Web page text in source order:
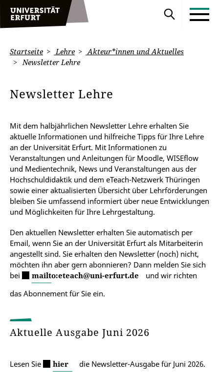
Startseite Lehre
Akteur*innen und Aktuelles
Newsletter Lehre
Newsletter Lehre
Mit dem halbjährlichen Newsletter Lehre erhalten Sie
aktuelle Informationen und hilfreiche Tipps für Ihre Lehre
an der Universität Erfurt. Mit Informationen zu
Veranstaltungen und Anleitungen für Moodle, WISEflow
und Medientechnik, News und Veranstaltungen aus der
Hochschuldidaktik und dem eTeach-Netzwerk Thüringen
sowie einer aktualisierten Übersicht über Lehrförderungen
bleiben Sie umfassend informiert über neue Entwicklungen
und Möglichkeiten für Ihre Lehrgestaltung.
Den aktuellen Newsletter erhalten Sie automatisch per
Email, wenn Sie an der Universität Erfurt als Mitarbeiterin
angestellt sind. Sie erhalten den Newsletter (noch) nicht,
möchten ihn aber gern abonnieren? Dann melden Sie sich
bei
mailto:eteach@uni-erfurt.de
und wir richten
das Abonnement für Sie ein.
Aktuelle Ausgabe Juni 2026
Lesen Sie hier die Newsletter-Ausgabe für Juni 2026.